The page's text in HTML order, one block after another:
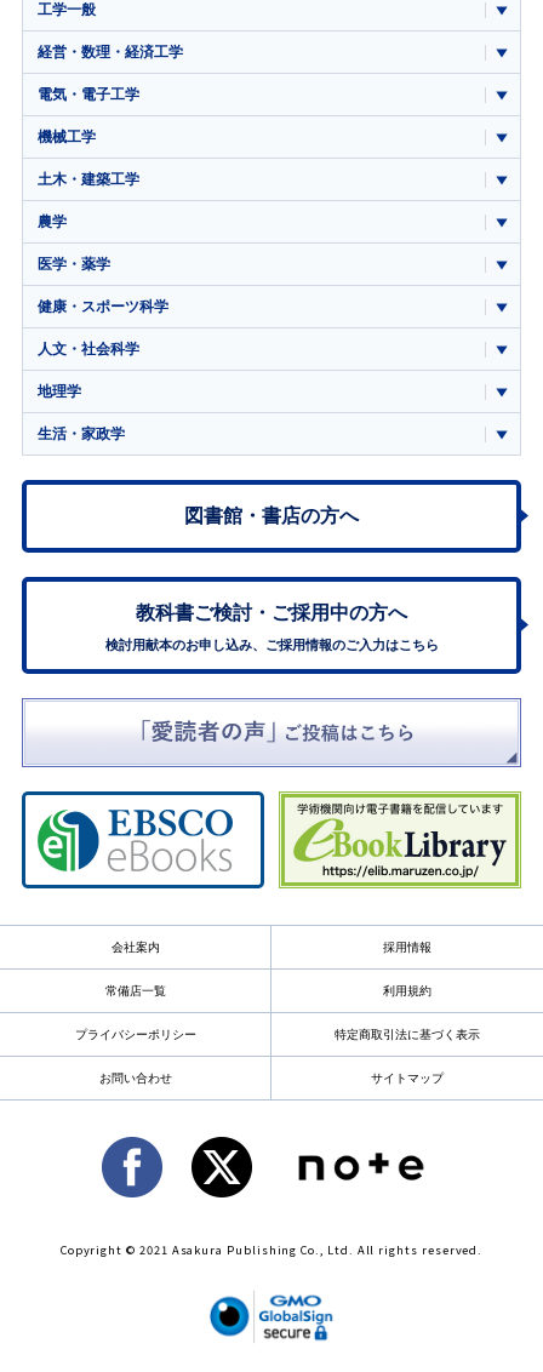
工学一般
経営・数理・経済工学
電気・電子工学
機械工学
土木・建築工学
農学
医学・薬学
健康・スポーツ科学
人文・社会科学
地理学
生活・家政学
図書館・書店の方へ
教科書ご検討・ ご採用中の方へ
検討用献本のお申し込み、ご採用情報のご入力はこちら
会社案内 採用情報
常備店一覧 利用規約
プライバシーポリシー 特定商取引法に基づく表示
お問い合わせ サイトマップ
Copyright © 2021 Asakura Publishing Co., Ltd. All rights reserved.